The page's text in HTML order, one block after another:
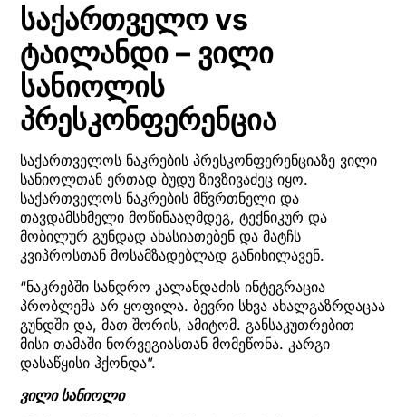
საქართველო vs
ტაილანდი – ვილი
სანიოლის
პრესკონფერენცია
საქართველოს ნაკრების პრესკონფერენციაზე ვილი
სანიოლთან ერთად ბუდუ ზივზივაძეც იყო.
საქართველოს ნაკრების მწვრთნელი და
თავდამსხმელი მოწინააღმდეგ, ტექნიკურ და
მობილურ გუნდად ახასიათებენ და მატჩს
კვიპროსთან მოსამზადებლად განიხილავენ.
“ნაკრებში სანდრო კალანდაძის ინტეგრაცია
პრობლემა არ ყოფილა. ბევრი სხვა ახალგაზრდაცაა
გუნდში და, მათ შორის, ამიტომ. განსაკუთრებით
მისი თამაში ნორვეგიასთან მომეწონა. კარგი
დასაწყისი ჰქონდა”.
ვილი სანიოლი